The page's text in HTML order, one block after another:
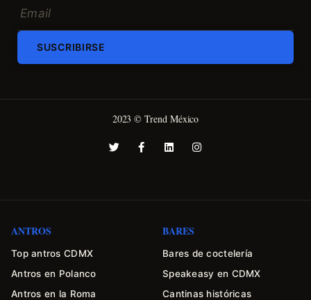
SUSCRIBIRSE
2023 © Trend México
ANTROS
Top antros CDMX
Antros en Polanco
Antros en la Roma
BARES
Bares de coctelería
Speakeasy en CDMX
Cantinas históricas